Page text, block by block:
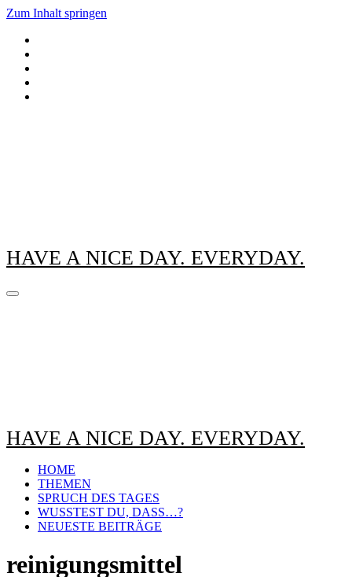
Zum Inhalt springen
HAVE A NICE DAY. EVERYDAY.
HAVE A NICE DAY. EVERYDAY.
HOME
THEMEN
SPRUCH DES TAGES
WUSSTEST DU, DASS…?
NEUESTE BEITRÄGE
reinigungsmittel